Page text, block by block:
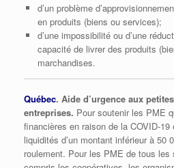
d’un problème
en produits (biens ou services);
d’une impossibilité ou d’une
capacité de livrer des produits
marchandises.
Québec. Aide d’urgence aux
entreprises. Pour soutenir les PME
financières en raison de la COVID-
liquidités d’un montant inférieur à 50
roulement. Pour les PME de tous les